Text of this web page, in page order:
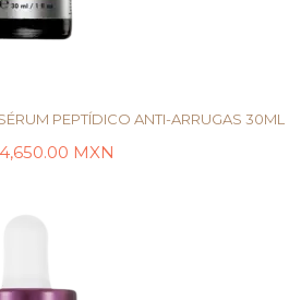
PEPTÍDICO ANTI-ARRUGAS 30ML
4,650.00 MXN